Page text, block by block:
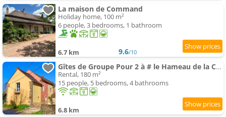
La maison de Command
Holiday home, 100 m²
6 people, 3 bedrooms, 1 bathroom
6.7 km 9.6/10
Gîtes de Groupe Pour 2 à # le Hameau de la Cadette
Rental, 180 m²
15 people, 5 bedrooms, 4 bathrooms
6.8 km